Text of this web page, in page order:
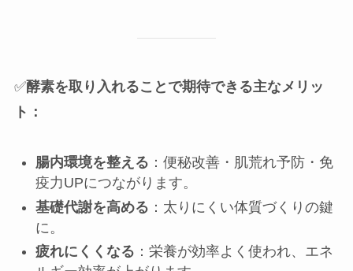
✅酵素を取り入れることで期待できる主なメリッ
ト：
腸内環境を整える ：便秘改善・肌荒れ予防・免
疫力UPにつながります。
基礎代謝を高める ：太りにくい体質づくりの鍵
に。
疲れにくくなる ：栄養が効率よく使われ、エネ